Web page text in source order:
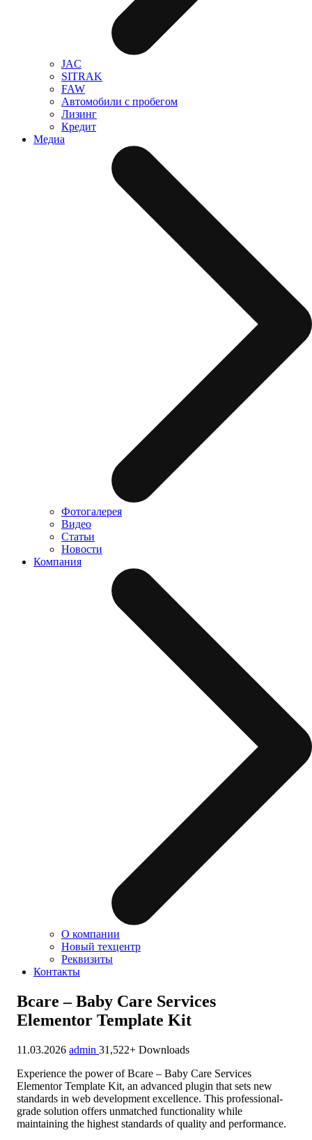
JAC
SITRAK
FAW
Автомобили с пробегом
Лизинг
Кредит
Медиа
Фотогалерея
Видео
Статьи
Новости
Компания
О компании
Новый техцентр
Реквизиты
Контакты
Bcare – Baby Care Services
Elementor Template Kit
11.03.2026 admin 31,522+ Downloads
Experience the power of Bcare – Baby Care Services
Elementor Template Kit, an advanced plugin that sets new
standards in web development excellence. This professional-
grade solution offers unmatched functionality while
maintaining the highest standards of quality and performance.